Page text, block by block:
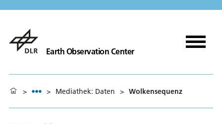
Earth Observation Center
> > Mediathek: Daten > Wolkensequenz